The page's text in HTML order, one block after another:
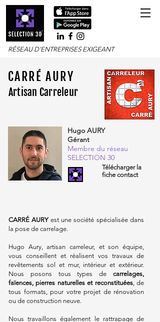
RÉSEAU D'ENTREPRISES EXIGEANT
CARRÉ AURY
Artisan Carreleur
Hugo AURY
Gérant
Membre du réseau
SELECTION 30
Télécharger la
fiche contact
CARRÉ AURYest une société spécialisée dans
la pose de carrelage.
Hugo Aury, artisan carreleur, et son équipe,
vous conseillent et réalisent vos travaux de
revêtements sol et mur, intérieur et extérieur.
Nous posons tous types de carrelages,
faïences, pierres naturelles et reconstituées, de
tous formats, pour votre projet de rénovation
ou de construction neuve.
Nous travaillons également le rattrapage de